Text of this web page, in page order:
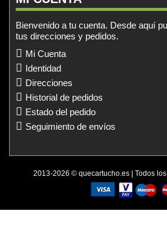
Bienvenido a tu cuenta. Desde aquí
tus direcciones y pedidos.
Mi Cuenta
Identidad
Direcciones
Historial de pedidos
Estado del pedido
Seguimiento de envíos
2013-2026 © quecartucho.es | Todos